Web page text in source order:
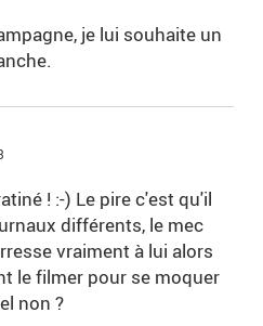
je lui souhaite un
! :-) Le pire c'est qu'il
différents, le mec
vraiment à lui alors
le filmer pour se moquer
non ?